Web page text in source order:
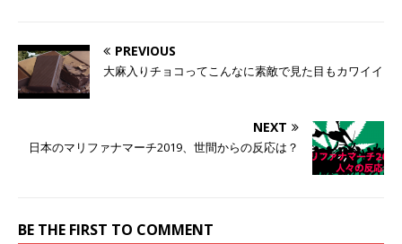
PREVIOUS
大麻入りチョコってこんなに素敵で見た目もカワイイ
NEXT
日本のマリファナマーチ2019、世間からの反応は？
BE THE FIRST TO COMMENT